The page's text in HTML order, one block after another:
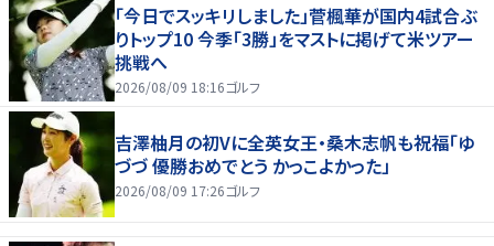
「今日でスッキリしました」菅楓華が国内4試合ぶ
りトップ10 今季「3勝」をマストに掲げて米ツアー
挑戦へ
2026/08/09 18:16ゴルフ
吉澤柚月の初Vに全英女王・桑木志帆も祝福「ゆ
づづ 優勝おめでとう かっこよかった」
2026/08/09 17:26ゴルフ